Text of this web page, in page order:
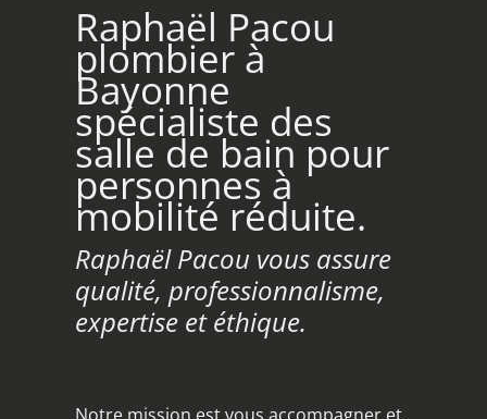
Raphaël Pacou
plombier à
Bayonne
spécialiste des
salle de bain pour
personnes à
mobilité réduite.
Raphaël Pacou vous assure
qualité, professionnalisme,
expertise et éthique.